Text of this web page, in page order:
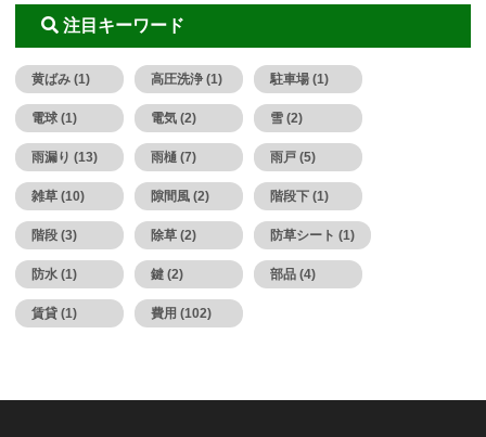
注目キーワード
黄ばみ (1) 高圧洗浄 (1) 駐車場 (1)
電球 (1) 電気 (2) 雪 (2)
雨漏り (13) 雨樋 (7) 雨戸 (5)
雑草 (10) 隙間風 (2) 階段下 (1)
階段 (3) 除草 (2) 防草シート (1)
防水 (1) 鍵 (2) 部品 (4)
賃貸 (1) 費用 (102)